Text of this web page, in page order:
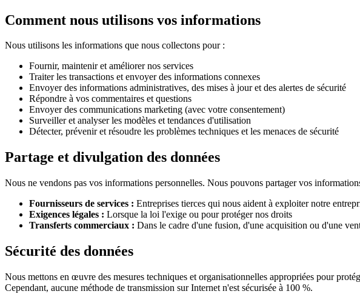
Comment nous utilisons vos informations
Nous utilisons les informations que nous collectons pour :
Fournir, maintenir et améliorer nos services
Traiter les transactions et envoyer des informations connexes
Envoyer des informations administratives, des mises à jour et des alertes de sécurité
Répondre à vos commentaires et questions
Envoyer des communications marketing (avec votre consentement)
Surveiller et analyser les modèles et tendances d'utilisation
Détecter, prévenir et résoudre les problèmes techniques et les menaces de sécurité
Partage et divulgation des données
Nous ne vendons pas vos informations personnelles. Nous pouvons partager vos
Fournisseurs de services : Entreprises tierces qui nous aident à exploiter notre
Exigences légales : Lorsque la loi l'exige ou pour protéger nos droits
Transferts commerciaux : Dans le cadre d'une fusion, d'une acquisition ou d'une
Sécurité des données
Nous mettons en œuvre des mesures techniques et organisationnelles appropriées pour
Cependant, aucune méthode de transmission sur Internet n'est sécurisée à 100 %.